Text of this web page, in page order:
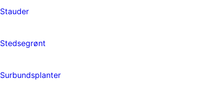
Stauder
Stedsegrønt
Surbundsplanter